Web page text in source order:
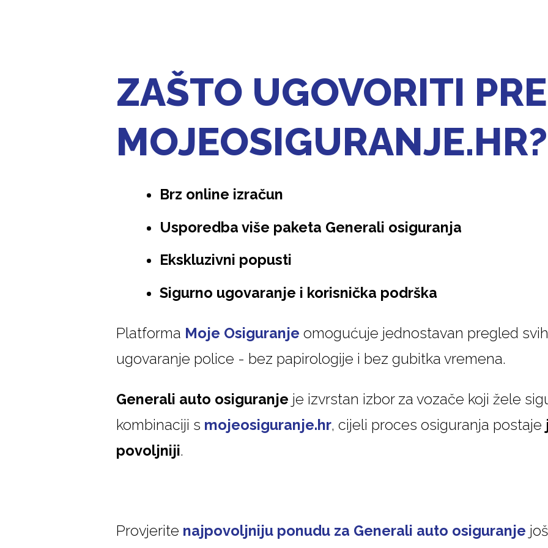
ZAŠTO UGOVORITI
MOJEOSIGURANJE.HR?
Brz online izračun
Usporedba više paketa Generali osiguranja
Ekskluzivni popusti
Sigurno ugovaranje i korisnička podrška
Platforma Moje Osiguranje omogućuje jednostavan pregled
ugovaranje police - bez papirologije i bez gubitka vremena.
Generali auto osiguranje je izvrstan izbor za vozače koji žele
kombinaciji s mojeosiguranje.hr, cijeli proces osiguranja postaje
povoljniji.
Provjerite najpovoljniju ponudu za Generali auto osiguranje